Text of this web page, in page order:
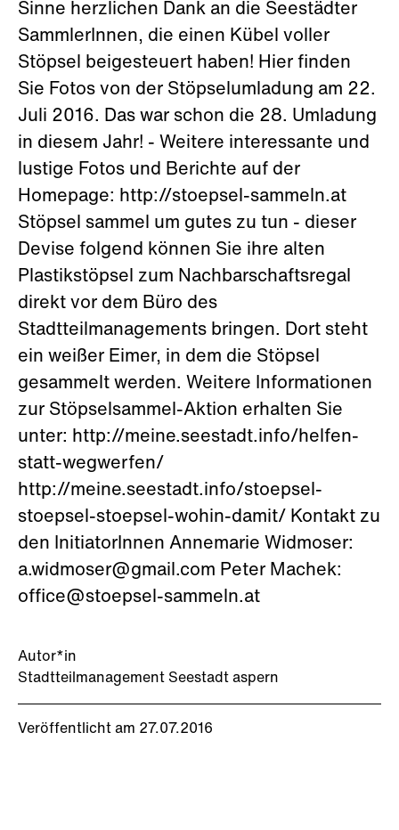
Autor*in
Stadtteilmanagement Seestadt aspern
Veröffentlicht am 27.07.2016
Sinne herzlichen Dank an die Seestädter
SammlerInnen, die einen Kübel voller
Stöpsel beigesteuert haben! Hier finden
Sie Fotos von der Stöpselumladung am 22.
Juli 2016. Das war schon die 28. Umladung
in diesem Jahr! - Weitere interessante und
lustige Fotos und Berichte auf der
Homepage: http://stoepsel-sammeln.at
Stöpsel sammel um gutes zu tun - dieser
Devise folgend können Sie ihre alten
Plastikstöpsel zum Nachbarschaftsregal
direkt vor dem Büro des
Stadtteilmanagements bringen. Dort steht
ein weißer Eimer, in dem die Stöpsel
gesammelt werden. Weitere Informationen
zur Stöpselsammel-Aktion erhalten Sie
unter: http://meine.seestadt.info/helfen-
statt-wegwerfen/
http://meine.seestadt.info/stoepsel-
stoepsel-stoepsel-wohin-damit/ Kontakt zu
den InitiatorInnen Annemarie Widmoser:
a.widmoser@gmail.com Peter Machek:
office@stoepsel-sammeln.at